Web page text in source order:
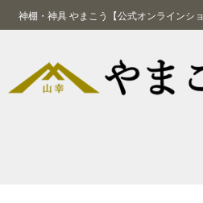
神棚・神具 やまこう【公式オンラインショ